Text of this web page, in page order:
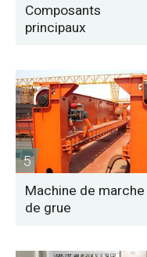
Composants
principaux
5
Machine de marche
de grue